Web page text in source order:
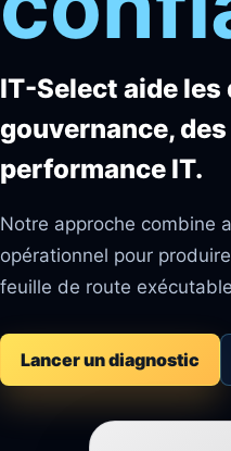
IT-Select aide les
gouvernance,
performance IT.
Notre approche combine
opérationnel pour
feuille de route
Lancer un diagnostic